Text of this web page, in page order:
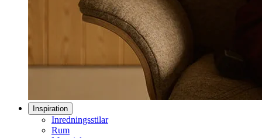
Inspiration
Inredningsstilar
Rum